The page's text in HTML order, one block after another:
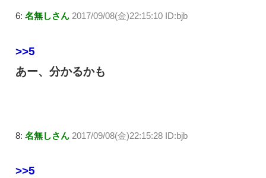
6: 名無しさん 2017/09/08(金)22:15:10 ID:bjb
>>5
あー、分かるかも
8: 名無しさん 2017/09/08(金)22:15:28 ID:bjb
>>5